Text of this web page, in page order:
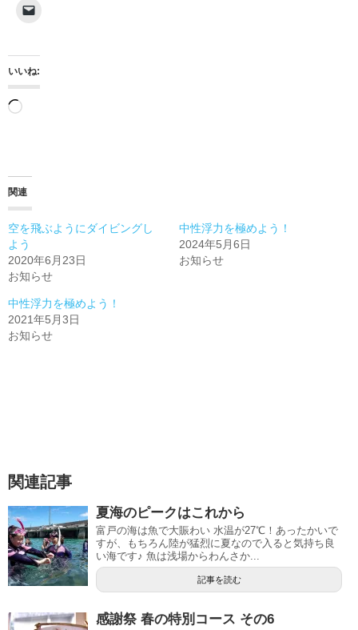
いいね:
読
み
中…
関連
空を飛ぶようにダイビングし
よう
2020年6月23日
お知らせ
中性浮力を極めよう！
2024年5月6日
お知らせ
中性浮力を極めよう！
2021年5月3日
お知らせ
関連記事
夏海のピークはこれから
富戸の海は魚で大賑わい 水温が27℃！あったかいで
すが、もちろん陸が猛烈に夏なので入ると気持ち良
い海です♪ 魚は浅場からわんさか...
記事を読む
感謝祭 春の特別コース その6